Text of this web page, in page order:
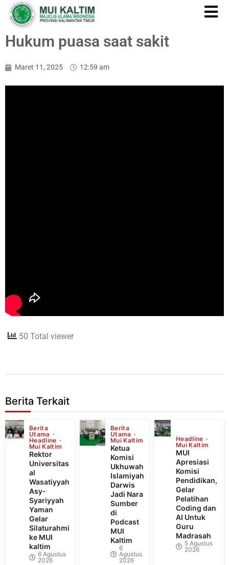
Hukum puasa saat sakit
Maret 11, 2025 12:59 am
50 Total viewer
Berita Terkait
Berita
Utama
Headline
Mui Kaltim
Rektor
Universitas
al
Wasatiyyah
Asy-
Syariyyah
Yaman
Gelar
Silaturahmi
ke MUI
kaltim
6 Agustus
2026
Berita
Utama
Mui Kaltim
Ketua
Komisi
Ukhuwah
Islamiyah
Darwis
Jadi Nara
Sumber
di
Podcast
MUI
Kaltim
6
Agustus
2026
Headline
Mui Kaltim
MUI
Apresiasi
Komisi
Pendidikan,
Gelar
Pelatihan
Coding dan
AI Untuk
Guru
Madrasah
5 Agustus
2026